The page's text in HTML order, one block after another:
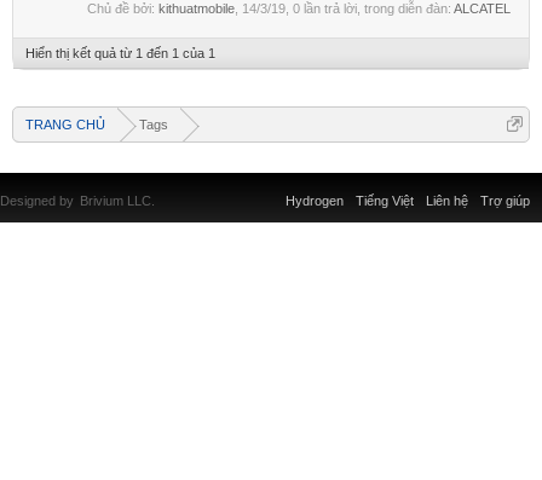
Chủ đề bởi: kithuatmobile 14/3/19 , 0 lần trả lời, trong diễn đàn: ALCATEL
Hiển thị kết quả từ 1 đến 1 của 1
TRANG CHỦ Tags
Liên hệ Trợ giúp
Hydrogen Tiếng Việt
Designed by Brivium LLC.